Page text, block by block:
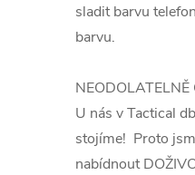
sladit barvu
barvu.
U nás v Tactical
stojíme! Proto
nabídnout